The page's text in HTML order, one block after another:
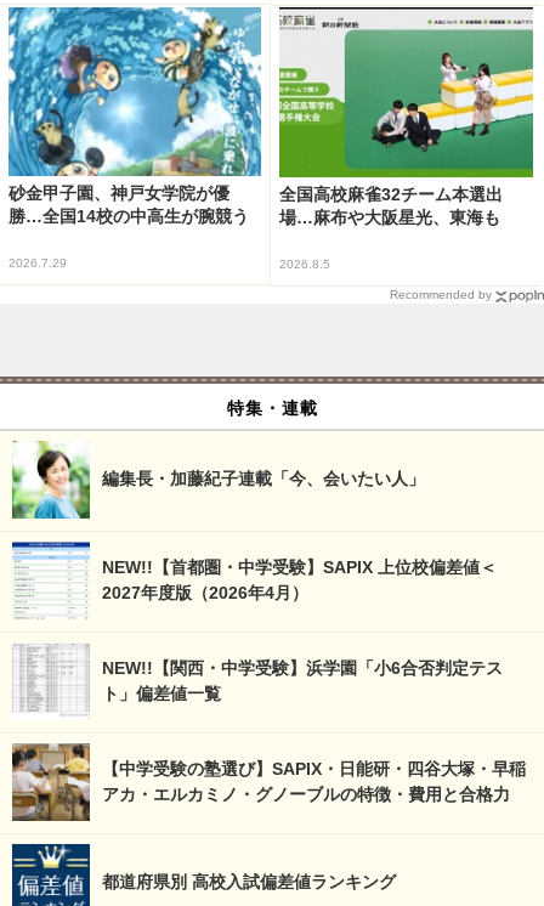
砂金甲子園、神戸女学院が優
勝…全国14校の中高生が腕競う
2026.7.29
全国高校麻雀32チーム本選出
場…麻布や大阪星光、東海も
2026.8.5
Recommended by
特集・連載
編集長・加藤紀子連載「今、会いたい人」
NEW!!【首都圏・中学受験】SAPIX 上位校偏差値＜
2027年度版（2026年4月）
NEW!!【関西・中学受験】浜学園「小6合否判定テス
ト」偏差値一覧
【中学受験の塾選び】SAPIX・日能研・四谷大塚・早稲
アカ・エルカミノ・グノーブルの特徴・費用と合格力
都道府県別 高校入試偏差値ランキング